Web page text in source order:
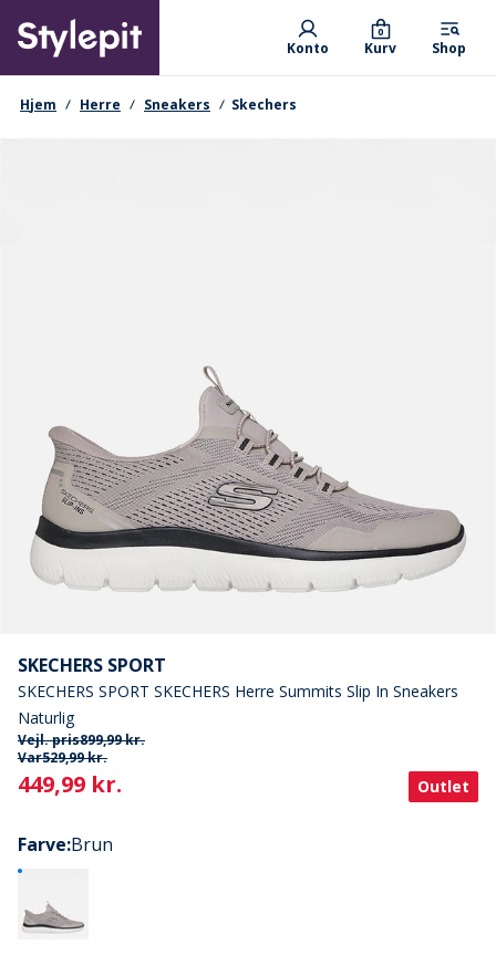
main
content
Primary departments
Konto Kurv
0
Shop
navigationssti
Hjem Herre Sneakers Skechers
SKECHERS SPORT
SKECHERS SPORT SKECHERS Herre Summits Slip In Sneakers
Naturlig
Vejl. pris899,99 kr.
Var529,99 kr.
Current
449,99 kr. Outlet
Farve:Brun